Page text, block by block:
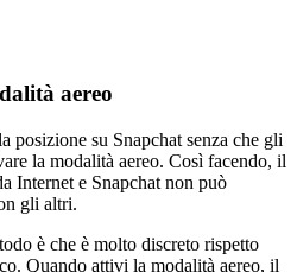
aereo
posizione su Snapchat senza che gli
la modalità aereo. Così facendo, il
Internet e Snapchat non può
gli altri.
è che è molto discreto rispetto
Quando attivi la modalità aereo, il